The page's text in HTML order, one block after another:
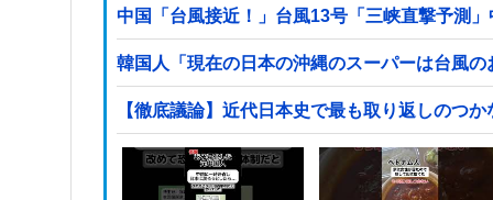
中国「台風接近！」台風13号「三峡直撃予測
韓国人「現在の日本の沖縄のスーパーは台風
【徹底議論】近代日本史で最も取り返しのつ